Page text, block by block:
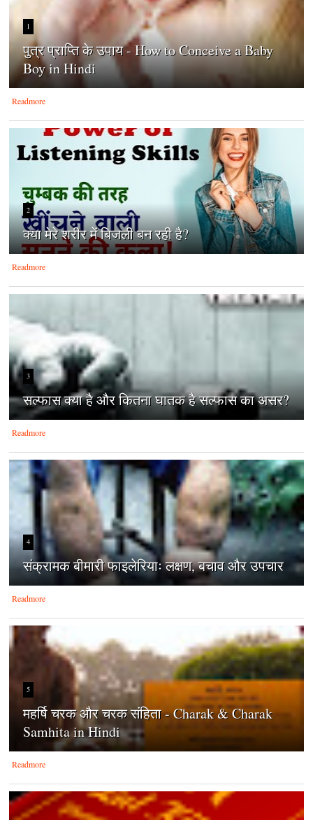
1
पुत्र प्राप्ति के उपाय - How to Conceive a Baby
Boy in Hindi
Readmore
2
क्‍या मेरे शरीर में बिजली बन रही है?
Readmore
3
सल्फास क्या है और कितना घातक है सल्फास का असर?
Readmore
4
संक्रामक बीमारी फाइलेरियाः लक्षण, बचाव और उपचार
Readmore
5
महर्षि चरक और चरक संहिता - Charak & Charak
Samhita in Hindi
Readmore